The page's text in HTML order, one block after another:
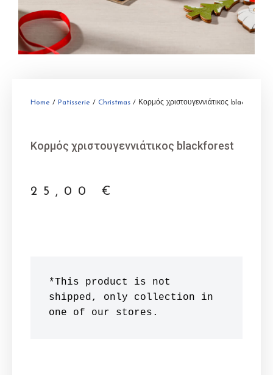
Home / Patisserie / Christmas / Κορμός χριστουγεννιάτικος blackforest
Κορμός χριστουγεννιάτικος blackforest
25,00 €
*This product is not
shipped, only collection in
one of our stores.